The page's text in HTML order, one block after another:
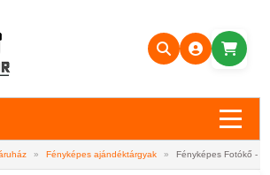
» Fényképes ajándéktárgyak » Fényképes Fotókő -